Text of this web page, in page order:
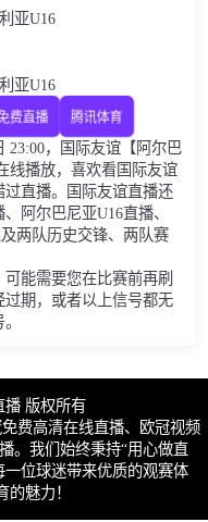
亚U16
亚U16
费直播 腾讯体育
23:00，国际友谊【阿尔巴
线播放，喜欢看国际友谊
过直播。国际友谊直播还
阿尔巴尼亚U16直播、
两队历史交锋、两队赛
可能需要您在比赛前再刷
期，或者以上信号都无
播 版权所有
费高清在线直播、欧冠视频
。我们始终秉持“用心做直
位球迷带来优质的观赛体
魅力！